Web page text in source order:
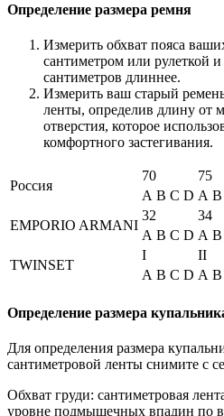
Определение размера ремня
Измерить обхват пояса
сантиметром или рулеткой
сантиметров длиннее.
Измерить ваш старый
ленты, определив длину от
отверстия, которое
комфортного застегивания.
Россия
70 75
A B C D A B
EMPORIO ARMANI
32 34
A B C D A B
TWINSET
I II
A B C D A B
Определение размера
Для определения размера
сантиметровой ленты снимите с
Обхват груди: сантиметровая
уровне подмышечных впадин по